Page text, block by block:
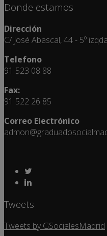
Donde estamos
Dirección
C/ José Abascal, 44 - 5º
Telefono
91 523 08 88
Fax:
91 522 26 85
Correo Electrónico
Tweets
Tweets by GSocialesMadrid